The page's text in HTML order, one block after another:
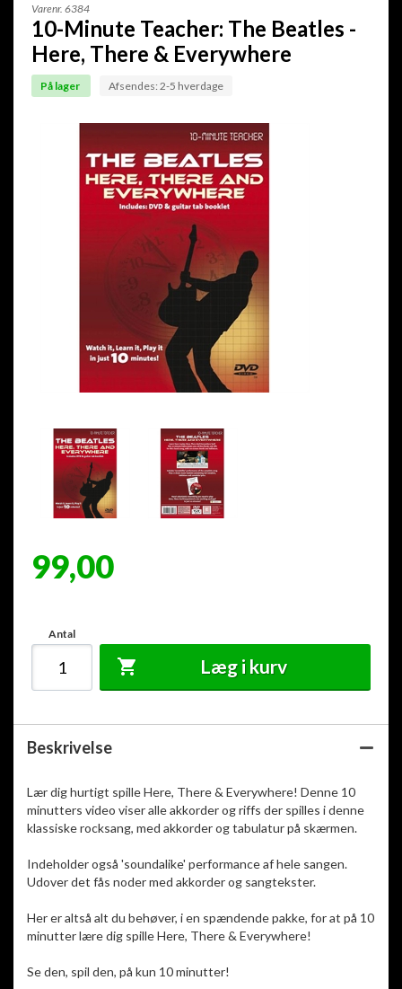
Varenr. 6384
10-Minute Teacher: The Beatles -
Here, There & Everywhere
På lager Afsendes: 2-5 hverdage
99,00
Antal
Læg i kurv
Beskrivelse
Lær dig hurtigt spille Here, There & Everywhere! Denne 10
minutters video viser alle akkorder og riffs der spilles i denne
klassiske rocksang, med akkorder og tabulatur på skærmen.
Indeholder også 'soundalike' performance af hele sangen.
Udover det fås noder med akkorder og sangtekster.
Her er altså alt du behøver, i en spændende pakke, for at på 10
minutter lære dig spille Here, There & Everywhere!
Se den, spil den, på kun 10 minutter!